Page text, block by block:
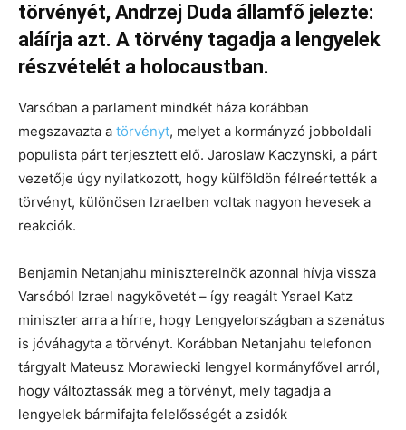
törvényét, Andrzej Duda államfő jelezte:
aláírja azt. A törvény tagadja a lengyelek
részvételét a holocaustban.
Varsóban a parlament mindkét háza korábban
megszavazta a törvényt, melyet a kormányzó jobboldali
populista párt terjesztett elő. Jaroslaw Kaczynski, a párt
vezetője úgy nyilatkozott, hogy külföldön félreértették a
törvényt, különösen Izraelben voltak nagyon hevesek a
reakciók.
Benjamin Netanjahu miniszterelnök azonnal hívja vissza
Varsóból Izrael nagykövetét – így reagált Ysrael Katz
miniszter arra a hírre, hogy Lengyelországban a szenátus
is jóváhagyta a törvényt. Korábban Netanjahu telefonon
tárgyalt Mateusz Morawiecki lengyel kormányfővel arról,
hogy változtassák meg a törvényt, mely tagadja a
lengyelek bármifajta felelősségét a zsidók